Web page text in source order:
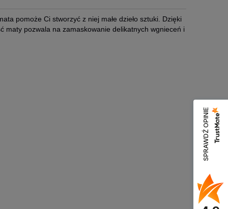
pomoże Ci stworzyć z niej małe dzieło sztuki. Dzięki
maty pozwala na zamaskowanie delikatnych wgnieceń i
SPRAWDŹ OPINIE